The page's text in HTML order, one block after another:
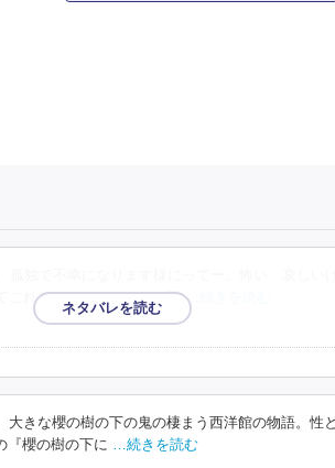
これでもかと迫りくる。明 …続きを読む
きな櫻の樹の下の鬼の棲まう西洋館の物語。性
『櫻の樹の下に …続きを読む